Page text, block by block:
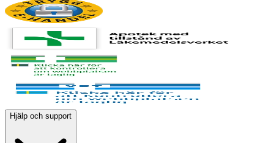
Hjälp och support